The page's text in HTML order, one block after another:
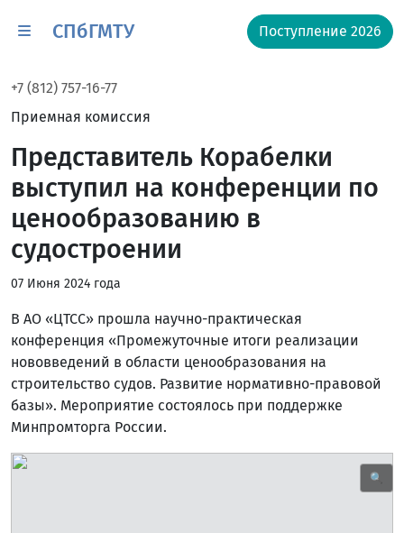
СПбГМТУ Поступление 2026
+7 (812) 757-16-77
Приемная комиссия
Представитель Корабелки
выступил на конференции по
ценообразованию в
судостроении
07 Июня 2024 года
В АО «ЦТСС» прошла научно-практическая
конференция «Промежуточные итоги реализации
нововведений в области ценообразования на
строительство судов. Развитие нормативно-правовой
базы». Мероприятие состоялось при поддержке
Минпромторга России.
🔍